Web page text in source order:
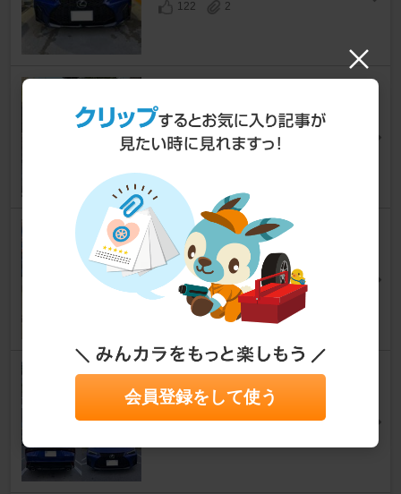
122 2
IS [ASE30系/GSE30系]
うらあきさん
122
0
金夜の洗車🚿
IS [ASE30系/GSE30系]
ニュー・オキモさん
96
0
仕事→洗車→餃子🥟
IS [ASE30系/GSE30系]
会員登録をして使う